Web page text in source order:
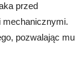
przed
pozwalając mu